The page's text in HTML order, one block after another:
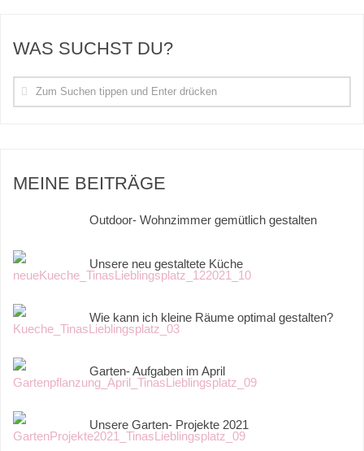
WAS SUCHST DU?
MEINE BEITRÄGE
Outdoor- Wohnzimmer gemütlich gestalten
Unsere neu gestaltete Küche
Wie kann ich kleine Räume optimal gestalten?
Garten- Aufgaben im April
Unsere Garten- Projekte 2021